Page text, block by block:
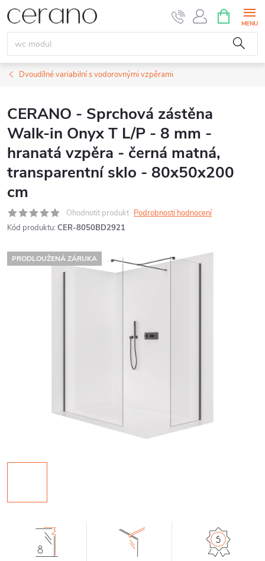
Přejít
na
obsah
NÁKUPNÍ
KOŠÍK
Dvoudílné variabilní s vodorovnými vzpěrami
CERANO - Sprchová zástěna
Walk-in Onyx T L/P - 8 mm -
hranatá vzpěra - černá matná,
transparentní sklo - 80x50x200
cm
Ohodnotit produkt Podrobnosti hodnocení
Kód produktu: CER-8050BD2921
PRODLOUŽENÁ ZÁRUKA